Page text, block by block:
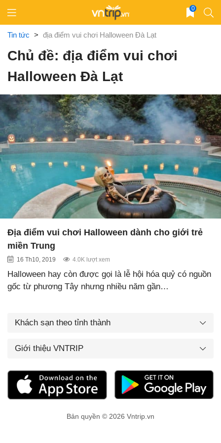
content
0
Tin tức > địa điểm vui chơi Halloween Đà Lạt
Chủ đề: địa điểm vui chơi
Halloween Đà Lạt
Địa điểm vui chơi Halloween dành cho giới trẻ
miền Trung
16 Th10, 2019 4.0K lượt xem
Halloween hay còn được gọi là lễ hội hóa quỷ có nguồn
gốc từ phương Tây nhưng nhiều năm gần…
Khách sạn theo tỉnh thành
Giới thiệu VNTRIP
Bản quyền © 2026 Vntrip.vn